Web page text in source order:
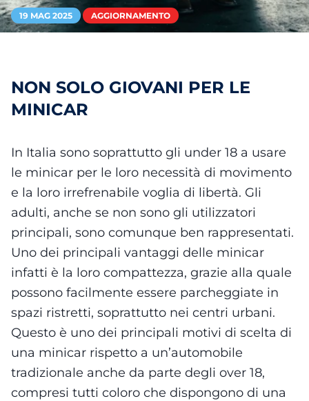
19 MAG 2025 AGGIORNAMENTO
NON SOLO GIOVANI PER LE
MINICAR
In Italia sono soprattutto gli under 18 a usare
le minicar per le loro necessità di movimento
e la loro irrefrenabile voglia di libertà. Gli
adulti, anche se non sono gli utilizzatori
principali, sono comunque ben rappresentati.
Uno dei principali vantaggi delle minicar
infatti è la loro compattezza, grazie alla quale
possono facilmente essere parcheggiate in
spazi ristretti, soprattutto nei centri urbani.
Questo è uno dei principali motivi di scelta di
una minicar rispetto a un’automobile
tradizionale anche da parte degli over 18,
compresi tutti coloro che dispongono di una